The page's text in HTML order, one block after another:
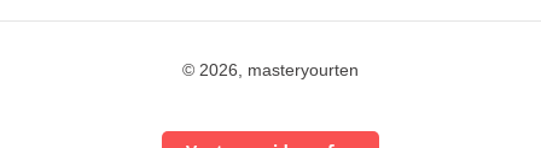
© 2026, masteryourten